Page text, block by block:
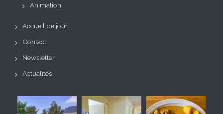
Animation
Accueil de jour
Contact
Newsletter
Actualités